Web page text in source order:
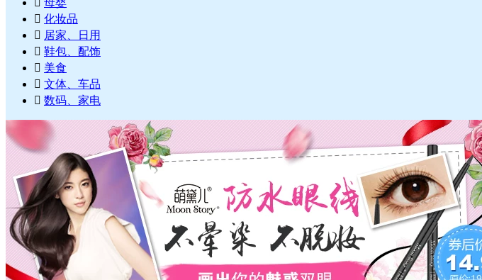
 母婴
 化妆品
 居家、日用
 鞋包、配饰
 美食
 文体、车品
 数码、家电